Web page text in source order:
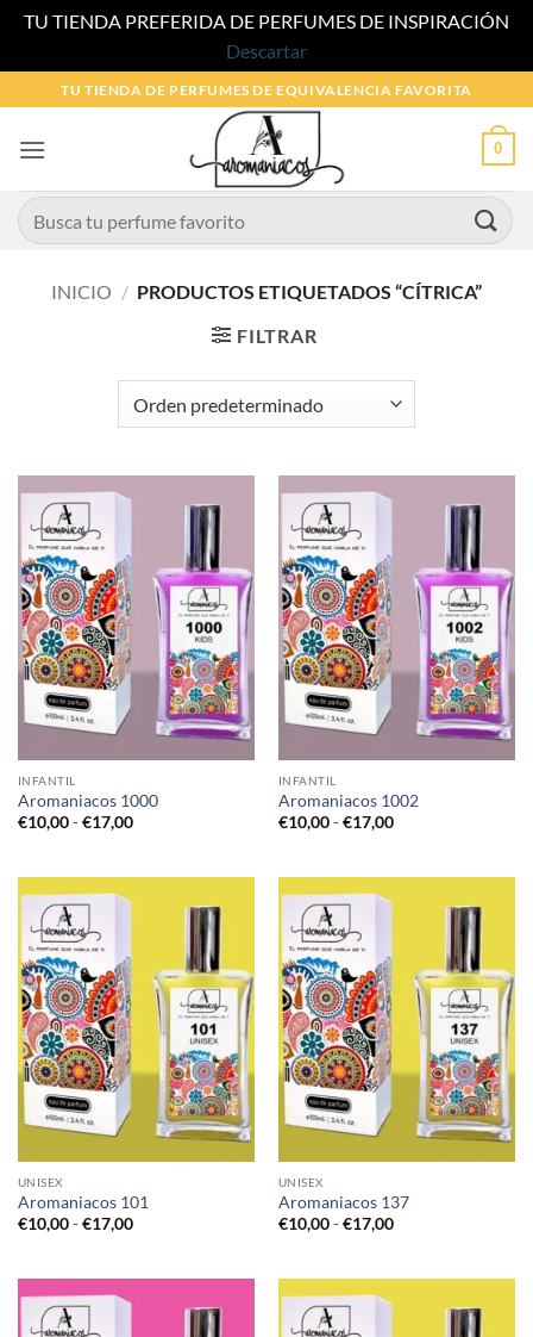
TU TIENDA PREFERIDA DE PERFUMES DE INSPIRACIÓN
Descartar
al
contenido
TU TIENDA DE PERFUMES DE EQUIVALENCIA FAVORITA
0
Buscar
por:
INICIO / PRODUCTOS ETIQUETADOS “CÍTRICA”
FILTRAR
INFANTIL
Aromaniacos 1000
€10,00 - €17,00Rango
€10,00
hasta
INFANTIL
Aromaniacos 1002
€10,00 - €17,00Rango
€10,00
hasta
UNISEX
Aromaniacos 101
€10,00 - €17,00Rango
€10,00
hasta
UNISEX
Aromaniacos 137
€10,00 - €17,00Rango
€10,00
hasta